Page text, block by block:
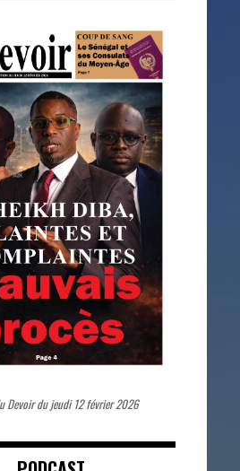
Devoir du jeudi 12 février 2026